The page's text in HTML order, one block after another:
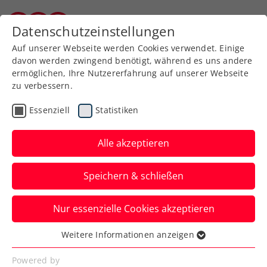
Zurück zur Newsübersicht
Ausbildung
FE&MALE Sports
Conference 2025: Jetzt
Early-Bird-Ticket sichern!
Advantage Ladies: Noch bis inklusive 30.
November 2024 sind Karten zum
Datenschutzeinstellungen
Auf unserer Webseite werden Cookies verwendet. Einige
davon werden zwingend benötigt, während es uns andere
ermöglichen, Ihre Nutzererfahrung auf unserer Webseite
zu verbessern.
Essenziell Statistiken
Alle akzeptieren
Speichern & schließen
Nur essenzielle Cookies akzeptieren
Essenziell
Essenzielle Cookies werden für grundlegende
Weitere Informationen anzeigen
Powered by